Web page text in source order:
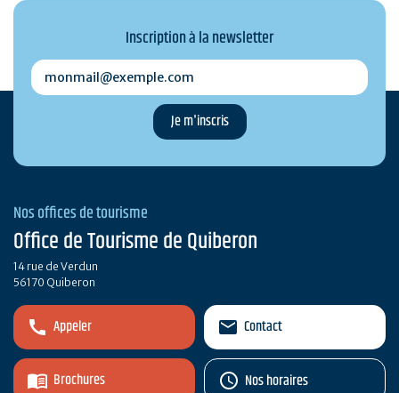
Inscription à la newsletter
monmail@exemple.com
Nos offices de tourisme
Office de Tourisme de Quiberon
14 rue de Verdun
56170 Quiberon
Appeler
Brochures
Contact
Nos horaires